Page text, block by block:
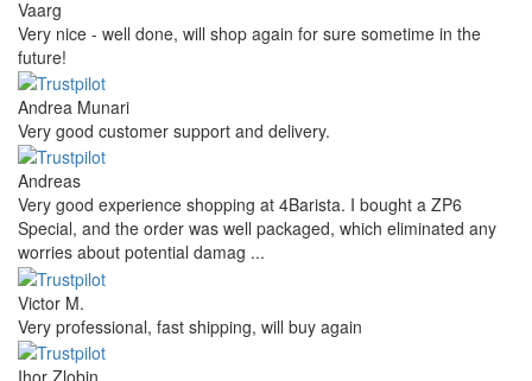
Vaarg
Very nice - well done, will shop again for sure sometime in the
future!
Andrea Munari
Very good customer support and delivery.
Andreas
Very good experience shopping at 4Barista. I bought a ZP6
Special, and the order was well packaged, which eliminated any
worries about potential damag ...
Victor M.
Very professional, fast shipping, will buy again